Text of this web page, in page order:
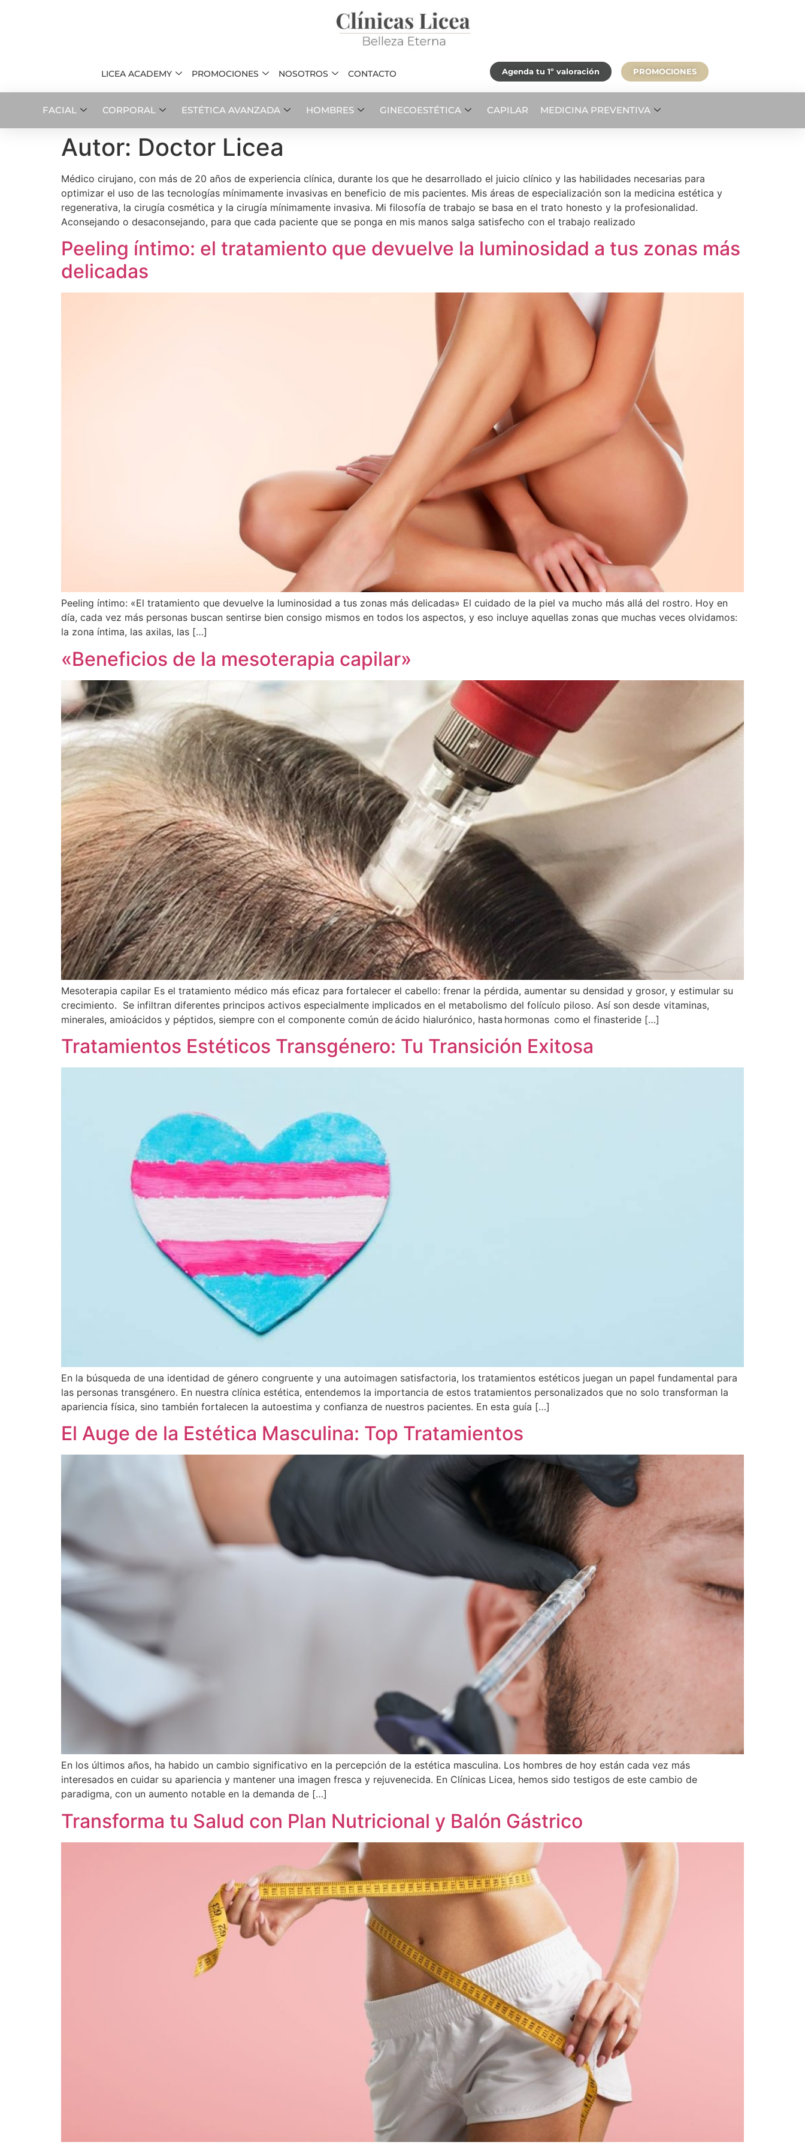
LICEA ACADEMY PROMOCIONES NOSOTROS CONTACTO Agenda tu 1º valoración PROMOCIONES
FACIAL CORPORAL ESTÉTICA AVANZADA HOMBRES GINECOESTÉTICA CAPILAR MEDICINA PREVENTIVA
Autor: Doctor Licea
Médico cirujano, con más de 20 años de experiencia clínica, durante los que he desarrollado el juicio clínico y las habilidades necesarias para
optimizar el uso de las tecnologías mínimamente invasivas en beneficio de mis pacientes. Mis áreas de especialización son la medicina estética y
regenerativa, la cirugía cosmética y la cirugía mínimamente invasiva. Mi filosofía de trabajo se basa en el trato honesto y la profesionalidad.
Aconsejando o desaconsejando, para que cada paciente que se ponga en mis manos salga satisfecho con el trabajo realizado
Peeling íntimo: el tratamiento que devuelve la luminosidad a tus zonas más
delicadas
Peeling íntimo: «El tratamiento que devuelve la luminosidad a tus zonas más delicadas» El cuidado de la piel va mucho más allá del rostro. Hoy en
día, cada vez más personas buscan sentirse bien consigo mismos en todos los aspectos, y eso incluye aquellas zonas que muchas veces olvidamos:
la zona íntima, las axilas, las […]
«Beneficios de la mesoterapia capilar»
Mesoterapia capilar Es el tratamiento médico más eficaz para fortalecer el cabello: frenar la pérdida, aumentar su densidad y grosor, y estimular su
crecimiento. Se infiltran diferentes principos activos especialmente implicados en el metabolismo del folículo piloso. Así son desde vitaminas,
minerales, amioácidos y péptidos, siempre con el componente común de ácido hialurónico, hasta hormonas como el finasteride […]
Tratamientos Estéticos Transgénero: Tu Transición Exitosa
En la búsqueda de una identidad de género congruente y una autoimagen satisfactoria, los tratamientos estéticos juegan un papel fundamental para
las personas transgénero. En nuestra clínica estética, entendemos la importancia de estos tratamientos personalizados que no solo transforman la
apariencia física, sino también fortalecen la autoestima y confianza de nuestros pacientes. En esta guía […]
El Auge de la Estética Masculina: Top Tratamientos
En los últimos años, ha habido un cambio significativo en la percepción de la estética masculina. Los hombres de hoy están cada vez más
interesados en cuidar su apariencia y mantener una imagen fresca y rejuvenecida. En Clínicas Licea, hemos sido testigos de este cambio de
paradigma, con un aumento notable en la demanda de […]
Transforma tu Salud con Plan Nutricional y Balón Gástrico